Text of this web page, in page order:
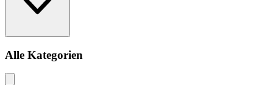
Alle Kategorien